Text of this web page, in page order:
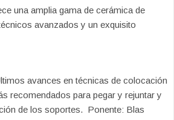
una amplia gama de cerámica de
avanzados y un exquisito
avances en técnicas de colocación
recomendados para pegar y rejuntar y
de los soportes. Ponente: Blas